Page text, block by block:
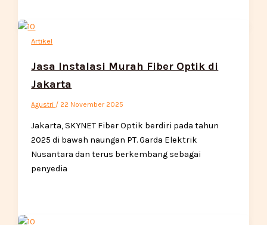
Artikel
Jasa Instalasi Murah Fiber Optik di
Jakarta
Agustri / 22 November 2025
Jakarta, SKYNET Fiber Optik berdiri pada tahun
2025 di bawah naungan PT. Garda Elektrik
Nusantara dan terus berkembang sebagai
penyedia